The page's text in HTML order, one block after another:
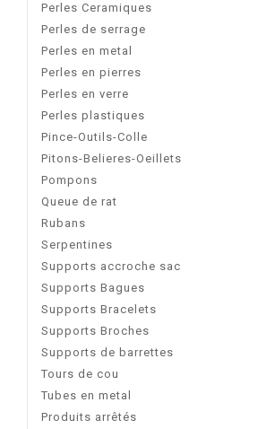
Perles Ceramiques
Perles de serrage
Perles en metal
Perles en pierres
Perles en verre
Perles plastiques
Pince-Outils-Colle
Pitons-Belieres-Oeillets
Pompons
Queue de rat
Rubans
Serpentines
Supports accroche sac
Supports Bagues
Supports Bracelets
Supports Broches
Supports de barrettes
Tours de cou
Tubes en metal
Produits arrêtés